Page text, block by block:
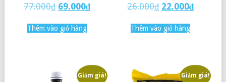
77.000₫ 69.000₫
Thêm vào giỏ hàng
26.000₫ 22.000₫
Thêm vào giỏ hàng
Giảm giá! Giảm giá!